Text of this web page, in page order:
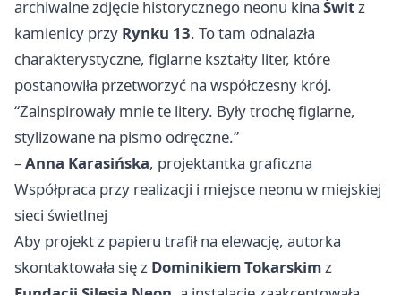
archiwalne zdjęcie historycznego neonu kina Świtz
kamienicy przy Rynku 13. To tam odnalazła
charakterystyczne, figlarne kształty liter, które
postanowiła przetworzyć na współczesny krój.
“Zainspirowały mnie te litery. Były trochę figlarne,
stylizowane na pismo odręczne.”
–Anna Karasińska, projektantka graficzna
Współpraca przy realizacji i miejsce neonu w miejskiej
sieci świetlnej
Aby projekt z papieru trafił na elewację, autorka
skontaktowała się z Dominikiem Tokarskimz